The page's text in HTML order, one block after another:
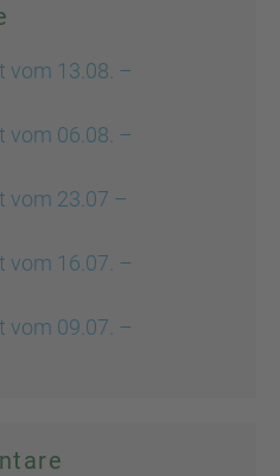
vom 13.08. –
vom 06.08. –
vom 23.07 –
vom 16.07. –
vom 09.07. –